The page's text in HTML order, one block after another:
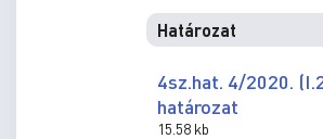
Határozat
4sz.hat. 4/2020.
határozat
15.58 kb